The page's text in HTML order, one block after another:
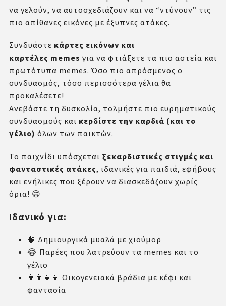
να γελούν, να αυτοσχεδιάζουν και να “ντύνουν” τις
πιο απίθανες εικόνες με έξυπνες ατάκες.
Συνδυάστε κάρτες εικόνων και
καρτέλες memes για να φτιάξετε τα πιο αστεία και
πρωτότυπα memes. Όσο πιο απρόσμενος ο
συνδυασμός, τόσο περισσότερα γέλια θα
προκαλέσετε!
Ανεβάστε τη δυσκολία, τολμήστε πιο ευρηματικούς
συνδυασμούς και κερδίστε την καρδιά (και το
γέλιο) όλων των παικτών.
Το παιχνίδι υπόσχεται ξεκαρδιστικές στιγμές και
φανταστικές ατάκες, ιδανικές για παιδιά, εφήβους
και ενήλικες που ξέρουν να διασκεδάζουν χωρίς
όρια! 😄
Ιδανικό για:
🧠 Δημιουργικά μυαλά με χιούμορ
😂 Παρέες που λατρεύουν τα memes και το
γέλιο
👨‍👩‍👧‍👦 Οικογενειακά βράδια με κέφι και
φαντασία